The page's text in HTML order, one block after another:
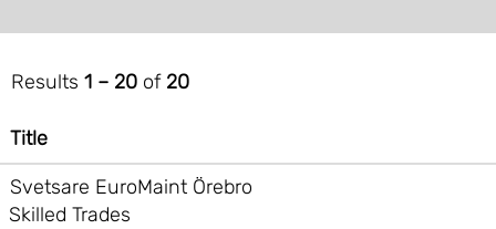
Results 1 – 20 of 20
Title
Svetsare EuroMaint Örebro
Skilled Trades